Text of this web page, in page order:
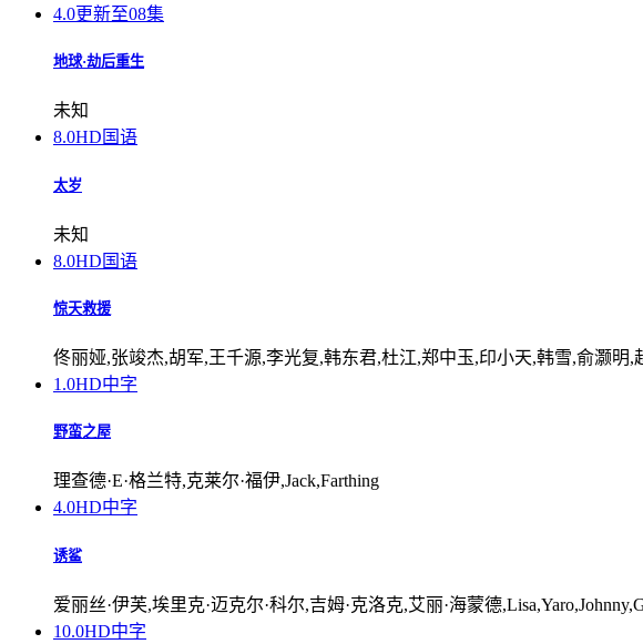
4.0更新至08集
地球·劫后重生
未知
8.0HD国语
太岁
未知
8.0HD国语
惊天救援
佟丽娅,张竣杰,胡军,王千源,李光复,韩东君,杜江,郑中玉,印小天,韩雪,俞灏
1.0HD中字
野蛮之屋
理查德·E·格兰特,克莱尔·福伊,Jack,Farthing
4.0HD中字
诱鲨
爱丽丝·伊芙,埃里克·迈克尔·科尔,吉姆·克洛克,艾丽·海蒙德
10.0HD中字